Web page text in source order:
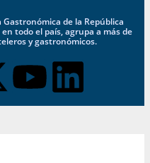
de la República
todo el país, agrupa a más de
y gastronómicos.